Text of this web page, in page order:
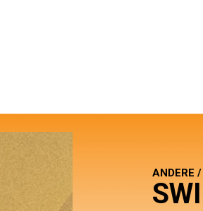
ANDERE